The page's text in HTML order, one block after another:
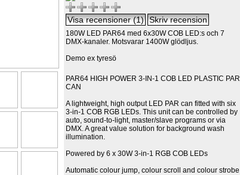
180W LED PAR64 med 6x30W COB LED:s och 7
DMX-kanaler. Motsvarar 1400W glödljus.
Demo ex tyresö
PAR64 HIGH POWER 3-IN-1 COB LED PLASTIC PAR
CAN
A lightweight, high output LED PAR can fitted with six
3-in-1 COB RGB LEDs. This unit can be controlled by
auto, sound-to-light, master/slave programs or via
DMX. A great value solution for background wash
illumination.
Powered by 6 x 30W 3-in-1 RGB COB LEDs
Automatic colour jump, colour scroll and colour strobe